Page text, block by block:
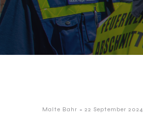
Malte Bahr - 22 September 2024